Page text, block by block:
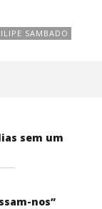
SAMBADO
sem um
nos”